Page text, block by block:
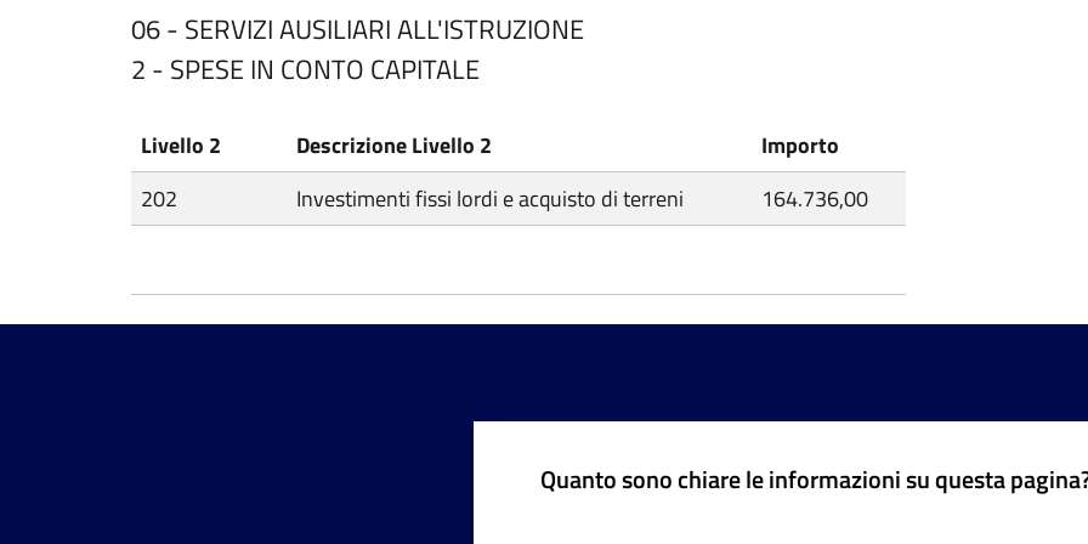
06 - SERVIZI AUSILIARI ALL'ISTRUZIONE
2 - SPESE IN CONTO CAPITALE
Livello 2 Descrizione Livello 2
Importo
202
Investimenti fissi lordi e acquisto di terreni 164.736,00
Quanto sono chiare le informazioni su questa